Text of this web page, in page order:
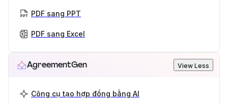
PDF sang PPT
PDF sang Excel
AgreementGen View Less
Công cụ tạo hợp đồng bằng AI